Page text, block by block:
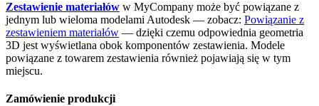
Zestawienie materiałów w MyCompany może być powiązane z
jednym lub wieloma modelami Autodesk — zobacz: Powiązanie z
zestawieniem materiałów — dzięki czemu odpowiednia geometria
3D jest wyświetlana obok komponentów zestawienia. Modele
powiązane z towarem zestawienia również pojawiają się w tym
miejscu.
Zamówienie produkcji